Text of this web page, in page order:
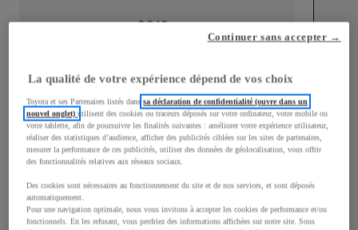
3 940mm
Largeur
1 745mm
Consommation mixte
La qualité de votre expérience dépend de vos choix
Toyota et ses Partenaires listés danssa déclaration de confidentialité (ouvre dans un
nouvel onglet)utilisent des cookies ou traceurs déposés sur votre ordinateur, votre mobile ou
votre tablette, afin de poursuivre les finalités suivantes : améliorer votre expérience utilisateur,
réaliser des statistiques d’audience, afficher des publicités ciblées sur les sites de partenaires,
mesurer la performance de ces publicités, utiliser des données de géolocalisation, vous offrir
des fonctionnalités relatives aux réseaux sociaux.
Des cookies sont nécessaires au fonctionnement du site et de nos services, et sont déposés
automatiquement.
Pour une navigation optimale, nous vous invitons à accepter les cookies de performance et/ou
fonctionnels. En les refusant, vous perdriez des informations affichées sur notre site. Sous
Continuer sans accepter →